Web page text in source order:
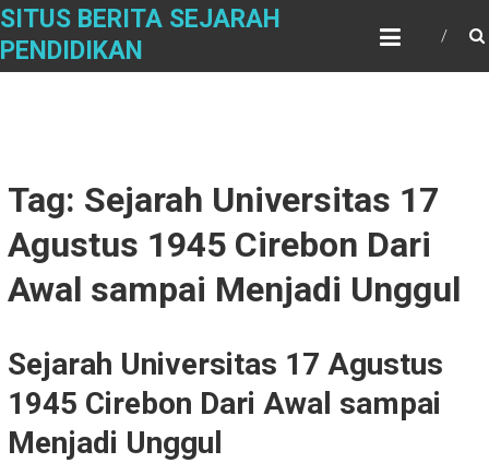
Skip
content
SITUS BERITA SEJARAH
PENDIDIKAN
Tag: Sejarah Universitas 17
Agustus 1945 Cirebon Dari
Awal sampai Menjadi Unggul
Sejarah Universitas 17 Agustus
1945 Cirebon Dari Awal sampai
Menjadi Unggul